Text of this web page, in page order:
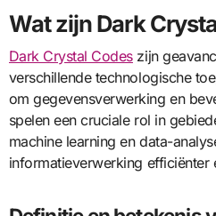
Wat zijn Dark
Dark Crystal Codeszijn
verschillende technologische
om gegevensverwerking en
spelen een cruciale rol in
machine learning en data-
informatieverwerking efficiënter